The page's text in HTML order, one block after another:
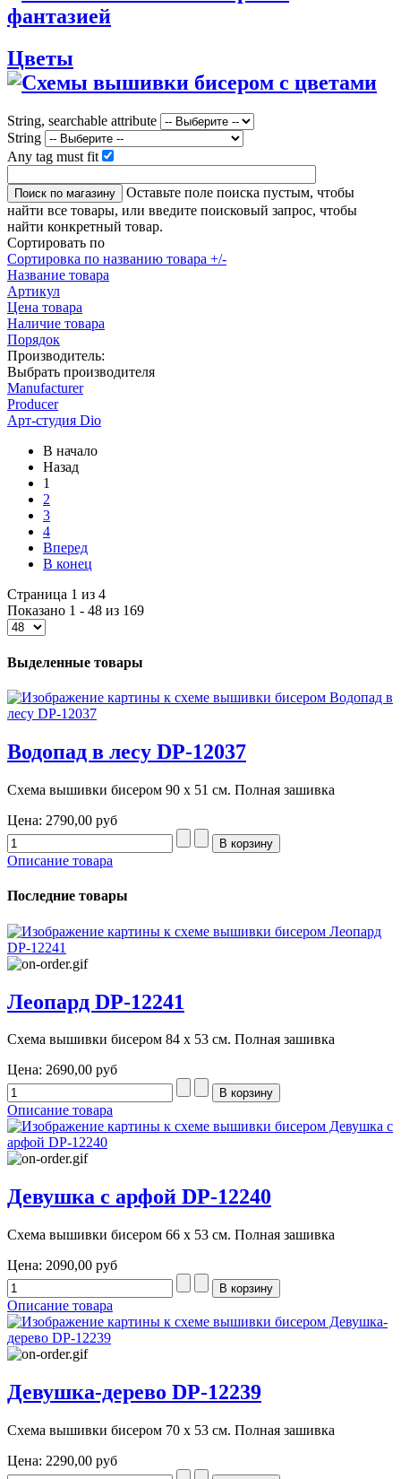
Цветы
String, searchable attribute
String
Any tag must fit
Оставьте поле поиска пустым, чтобы
найти все товары, или введите поисковый запрос, чтобы
найти конкретный товар.
Сортировать по
Сортировка по названию товара +/-
Название товара
Артикул
Цена товара
Наличие товара
Порядок
Производитель:
Выбрать производителя
Manufacturer
Producer
Арт-студия Dio
В начало
Назад
1
2
3
4
Вперед
В конец
Страница 1 из 4
Показано 1 - 48 из 169
Выделенные товары
Водопад в лесу DP-12037
Схема вышивки бисером 90 х 51 см. Полная зашивка
Цена: 2790,00 руб
Описание товара
Последние товары
Леопард DP-12241
Схема вышивки бисером 84 х 53 см. Полная зашивка
Цена: 2690,00 руб
Описание товара
Девушка с арфой DP-12240
Схема вышивки бисером 66 х 53 см. Полная зашивка
Цена: 2090,00 руб
Описание товара
Девушка-дерево DP-12239
Схема вышивки бисером 70 х 53 см. Полная зашивка
Цена: 2290,00 руб